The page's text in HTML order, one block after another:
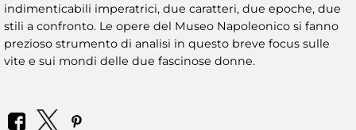
indimenticabili imperatrici, due caratteri, due epoche, due
stili a confronto. Le opere del Museo Napoleonico si fanno
prezioso strumento di analisi in questo breve focus sulle
vite e sui mondi delle due fascinose donne.